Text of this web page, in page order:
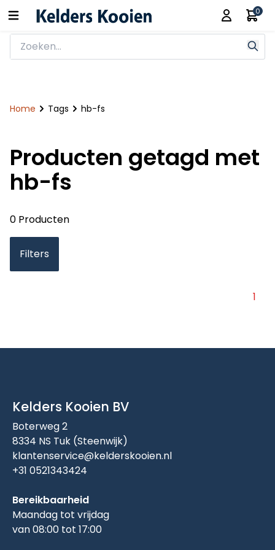
0
Home Tags hb-fs
Producten getagd met
hb-fs
0 Producten
Filters
1
Kelders Kooien BV
Boterweg 2
8334 NS Tuk (Steenwijk)
klantenservice@kelderskooien.nl
+31 0521343424
Bereikbaarheid
Maandag tot vrijdag
van 08:00 tot 17:00